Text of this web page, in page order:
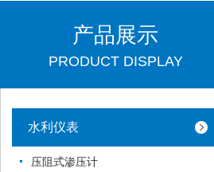
产品展示
PRODUCT DISPLAY
水利仪表
压阻式渗压计